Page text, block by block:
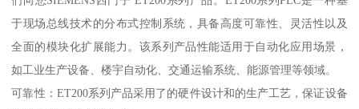
于现场总线技术的分布式控制系统，具备高度可靠性、灵活性以及
全面的模块化扩展能力。该系列产品性能适用于自动化应用场景，
如工业生产设备、楼宇自动化、交通运输系统、能源管理等领域。
可靠性：ET200系列产品采用了的硬件设计和的生产工艺，保证设备